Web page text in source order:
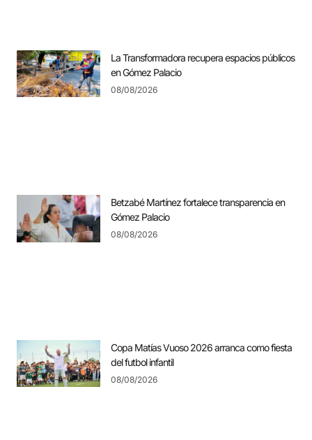
La Transformadora recupera espacios públicos
en Gómez Palacio
08/08/2026
Betzabé Martínez fortalece transparencia en
Gómez Palacio
08/08/2026
Copa Matías Vuoso 2026 arranca como fiesta
del futbol infantil
08/08/2026